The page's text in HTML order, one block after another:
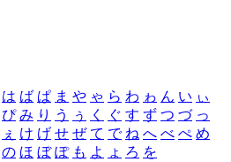
は ば ぱ ま や ゃ ら わ ゎ ん い ぃ
ぴ み り う ぅ く ぐ す ず つ づ っ
ぇ け げ せ ぜ て で ね へ べ ぺ め
の ほ ぼ ぽ も よ ょ ろ を